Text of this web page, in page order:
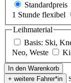
Standardpreis
1 Stunde flexibel
Leihmaterial
Basis: Ski,
Neo, Weste